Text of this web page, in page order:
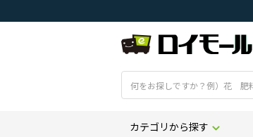
カテゴリから探す